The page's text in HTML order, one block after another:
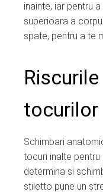
inainte, iar pentru
superioara a
spate, pentru a te
tocurilor
Schimbari
tocuri inalte
determina si
stiletto pune un